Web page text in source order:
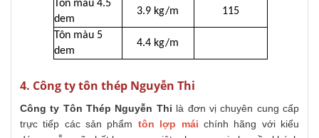
Tôn màu 4.5
dem
3.9 kg/m 115
Tôn màu 5
dem
4.4 kg/m
4. Công ty tôn thép Nguyễn Thi
Công ty Tôn Thép Nguyễn Thi là đơn vị chuyên cung cấp
trực tiếp các sản phẩm tôn lợp mái chính hãng với kiểu